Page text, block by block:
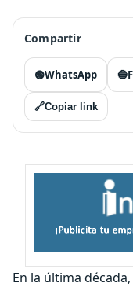
Compartir
🟢WhatsApp 🔵
🔗Copiar link
En la última